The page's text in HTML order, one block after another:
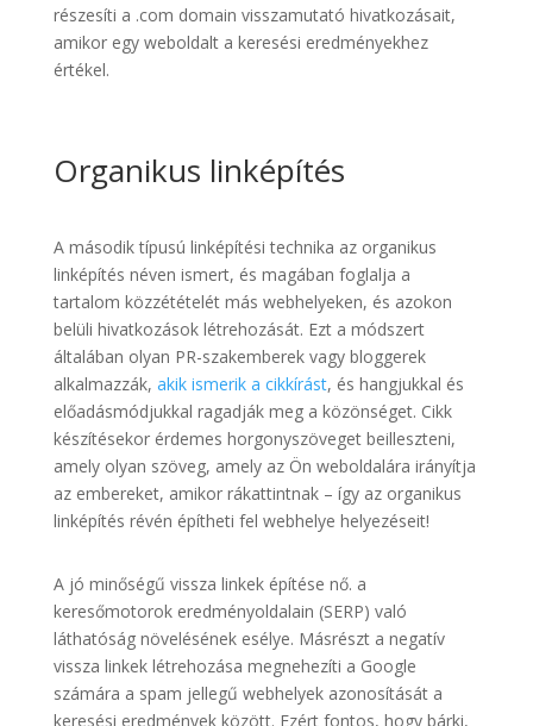
részesíti a .com domain visszamutató hivatkozásait,
amikor egy weboldalt a keresési eredményekhez
értékel.
Organikus linképítés
A második típusú linképítési technika az organikus
linképítés néven ismert, és magában foglalja a
tartalom közzétételét más webhelyeken, és azokon
belüli hivatkozások létrehozását. Ezt a módszert
általában olyan PR-szakemberek vagy bloggerek
alkalmazzák, akik ismerik a cikkírást, és hangjukkal és
előadásmódjukkal ragadják meg a közönséget. Cikk
készítésekor érdemes horgonyszöveget beilleszteni,
amely olyan szöveg, amely az Ön weboldalára irányítja
az embereket, amikor rákattintnak – így az organikus
linképítés révén építheti fel webhelye helyezéseit!
A jó minőségű vissza linkek építése nő. a
keresőmotorok eredményoldalain (SERP) való
láthatóság növelésének esélye. Másrészt a negatív
vissza linkek létrehozása megnehezíti a Google
számára a spam jellegű webhelyek azonosítását a
keresési eredmények között. Ezért fontos, hogy bárki,